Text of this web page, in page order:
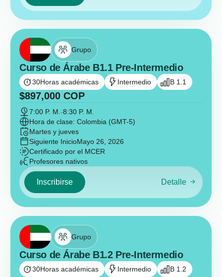
Grupo
Curso de Árabe B1.1 Pre-Intermedio
30Horas académicas Intermedio B 1.1
$897,000 COP
7:00 P. M. -8:30 P. M.
Hora de clase: Colombia (GMT-5)
Martes y jueves
Siguiente InicioMayo 26, 2026
Certificado por el MCER
Profesores nativos
Inscribirse Detalle
Grupo
Curso de Árabe B1.2 Pre-Intermedio
30Horas académicas Intermedio B 1.2